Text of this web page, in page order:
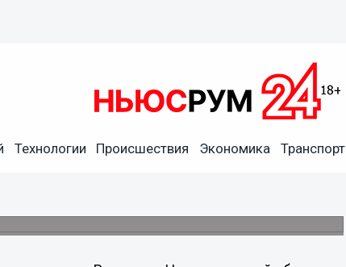
Технологии Происшествия Экономика Транспорт
мать, которая